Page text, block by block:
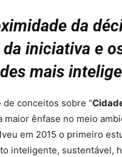
da
iniciativa e
mais
de conceitos sobre “
maior ênfase no meio
em 2015 o primeiro
inteligente, sustentável,